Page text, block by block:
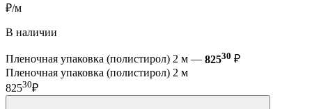
₽/м
В наличии
Пленочная упаковка (полистирол) 2 м — 82530 ₽
Пленочная упаковка (полистирол) 2 м
82530₽